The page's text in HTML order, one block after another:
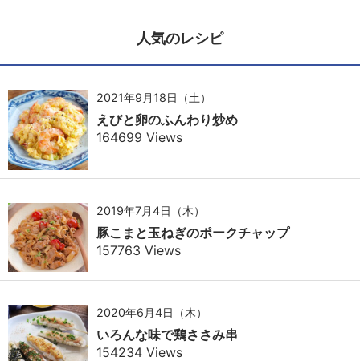
人気のレシピ
2021年9月18日（土）
えびと卵のふんわり炒め
164699 Views
2019年7月4日（木）
豚こまと玉ねぎのポークチャップ
157763 Views
2020年6月4日（木）
いろんな味で鶏ささみ串
154234 Views